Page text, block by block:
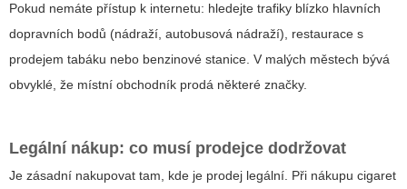
Pokud nemáte přístup k internetu: hledejte trafiky blízko hlavních
dopravních bodů (nádraží, autobusová nádraží), restaurace s
prodejem tabáku nebo benzinové stanice. V malých městech bývá
obvyklé, že místní obchodník prodá některé značky.
Legální nákup: co musí prodejce dodržovat
Je zásadní nakupovat tam, kde je prodej legální. Při nákupu cigaret